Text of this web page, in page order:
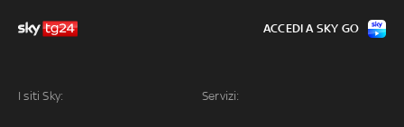
I siti Sky: Servizi:
ACCEDI A SKY GO